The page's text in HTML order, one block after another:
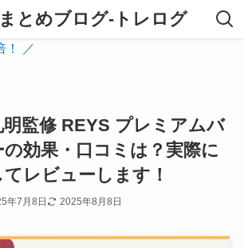
とめブログ-トレログ
！ ／
明監修 REYS プレミアムバ
の効果・口コミは？実際に
レビューします！
年7月8日 2025年8月8日